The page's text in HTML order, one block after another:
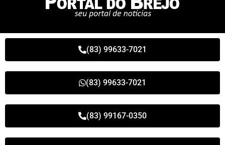
(83) 99633-7021
(83) 99633-7021
(83) 99167-0350